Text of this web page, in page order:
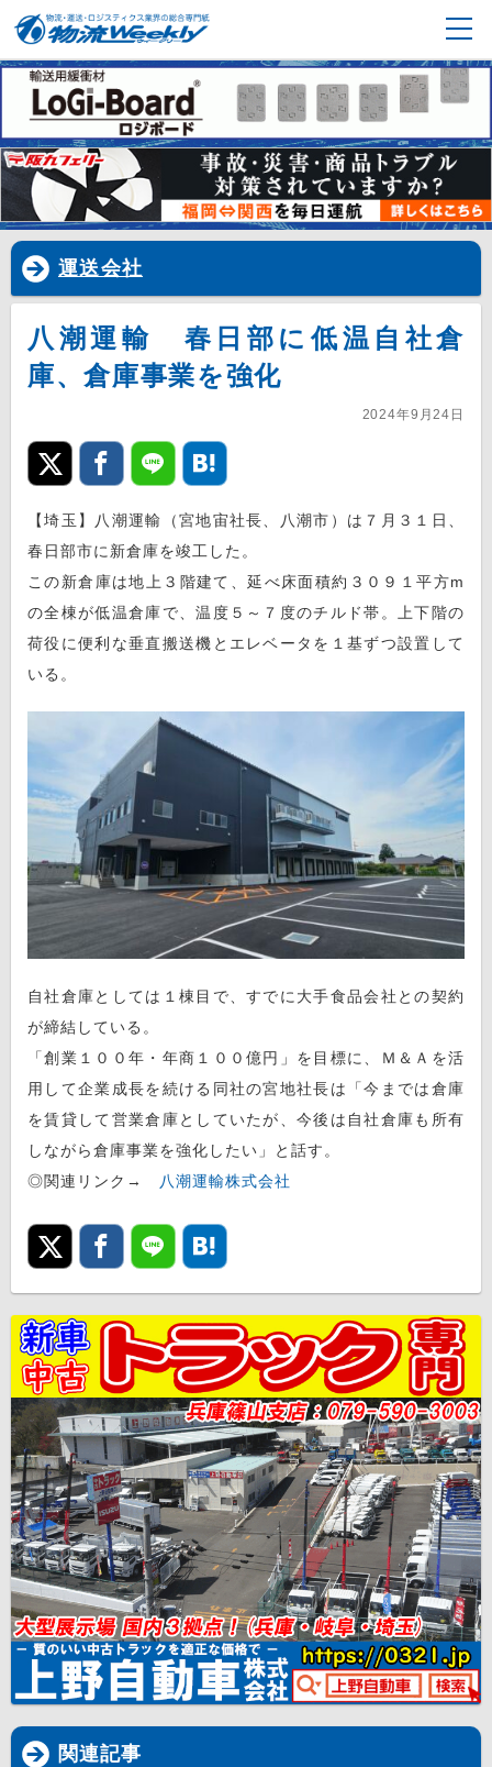
運送会社
八潮運輸 春日部に低温自社倉
庫、倉庫事業を強化
2024年9月24日
【埼玉】八潮運輸（宮地宙社長、八潮市）は７月３１日、
春日部市に新倉庫を竣工した。
この新倉庫は地上３階建て、延べ床面積約３０９１平方m
の全棟が低温倉庫で、温度５～７度のチルド帯。上下階の
荷役に便利な垂直搬送機とエレベータを１基ずつ設置して
いる。
自社倉庫としては１棟目で、すでに大手食品会社との契約
が締結している。
「創業１００年・年商１００億円」を目標に、Ｍ＆Ａを活
用して企業成長を続ける同社の宮地社長は「今までは倉庫
を賃貸して営業倉庫としていたが、今後は自社倉庫も所有
しながら倉庫事業を強化したい」と話す。
◎関連リンク→
八潮運輸株式会社
関連記事